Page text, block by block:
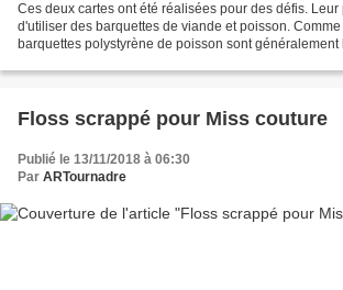
Ces deux cartes ont été réalisées pour des défis. Leur
d'utiliser des barquettes de viande et poisson.
barquettes polystyrène de poisson sont
Floss scrappé pour Miss couture
Publié le 13/11/2018 à 06:30
Par ARTournadre